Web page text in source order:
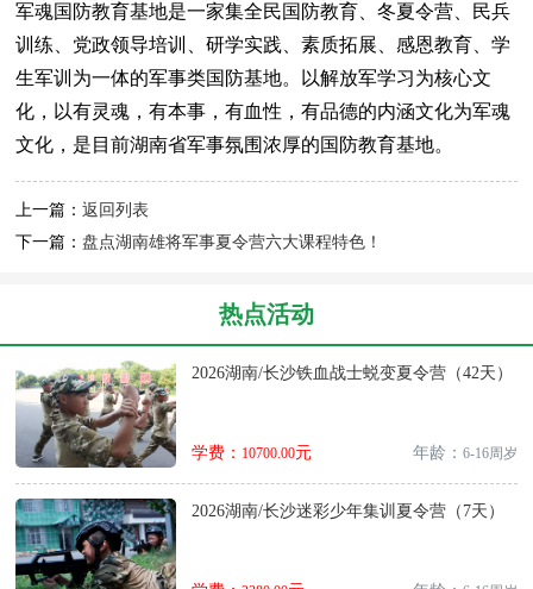
军魂国防教育基地是一家集全民国防教育、冬夏令营、民兵
训练、党政领导培训、研学实践、素质拓展、感恩教育、学
生军训为一体的军事类国防基地。以解放军学习为核心文
化，以有灵魂，有本事，有血性，有品德的内涵文化为军魂
文化，是目前湖南省军事氛围浓厚的国防教育基地。
上一篇：返回列表
下一篇：盘点湖南雄将军事夏令营六大课程特色！
热点活动
2026湖南/长沙铁血战士蜕变夏令营（42天）
学费： 10700.00元 年龄： 6-16周岁
2026湖南/长沙迷彩少年集训夏令营（7天）